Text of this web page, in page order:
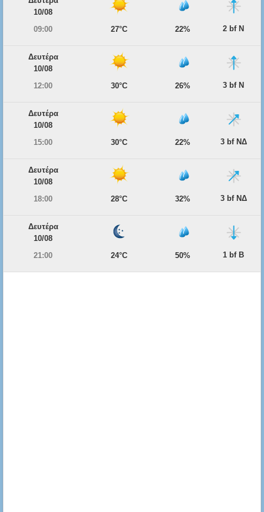
10/08
09:00
27°C 22% 2 bf Ν
Δευτέρα
10/08
12:00
30°C 26% 3 bf Ν
Δευτέρα
10/08
15:00
30°C 22% 3 bf ΝΔ
Δευτέρα
10/08
18:00
28°C 32% 3 bf ΝΔ
Δευτέρα
10/08
21:00
24°C 50% 1 bf Β